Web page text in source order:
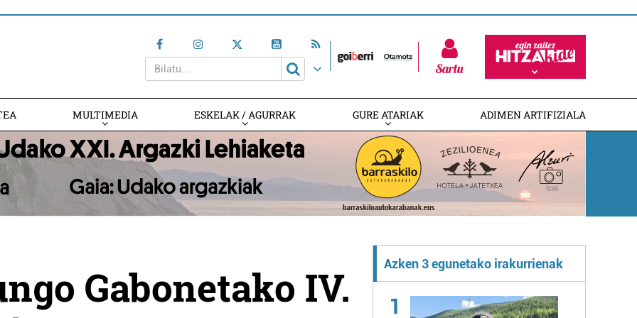
Sartu
MULTIMEDIA ESKELAK / AGURRAK GURE ATARIAK ADIMEN ARTIFIZIALA
Gabonetako IV.
Azken 3 egunetako irakurrienak
1